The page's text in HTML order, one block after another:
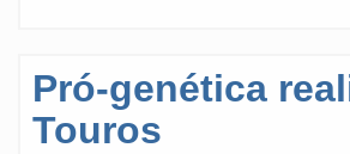
Pró-genética
Touros